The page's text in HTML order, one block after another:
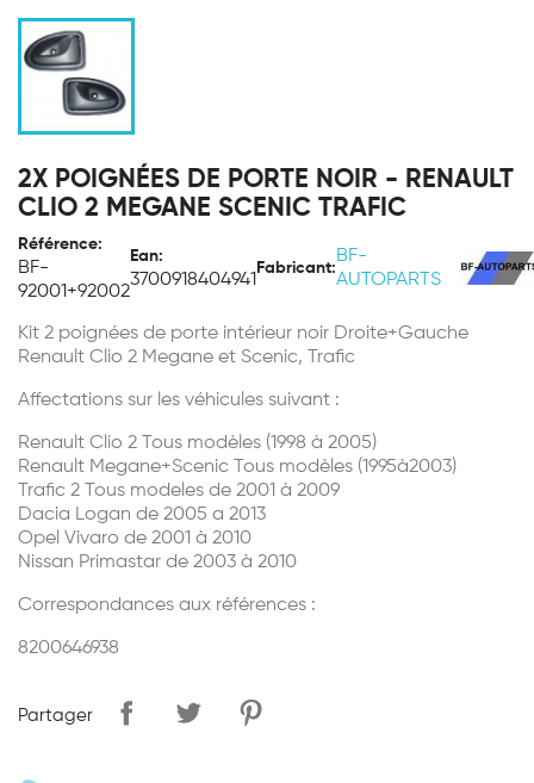
2X POIGNÉES DE PORTE NOIR - RENAULT
CLIO 2 MEGANE SCENIC TRAFIC
Référence:
BF-
92001+92002
Ean:
3700918404941
Fabricant:
BF-
AUTOPARTS
Kit 2 poignées de porte intérieur noir Droite+Gauche
Renault Clio 2 Megane et Scenic, Trafic
Affectations sur les véhicules suivant :
Renault Clio 2 Tous modèles (1998 à 2005)
Renault Megane+Scenic Tous modèles (1995à2003)
Trafic 2 Tous modeles de 2001 à 2009
Dacia Logan de 2005 a 2013
Opel Vivaro de 2001 à 2010
Nissan Primastar de 2003 à 2010
Correspondances aux références :
8200646938
Partager